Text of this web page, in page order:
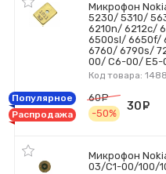
Микрофон
5230/ 5310/
6210n/ 6212c/
6500sl/ 6650f/
6760/ 6790s/
00/ C6-00/ E5-
Код товара: 1488
Популярное
Распродажа
60
руб.
-50%
30
Микрофон
03/C1-00/100/